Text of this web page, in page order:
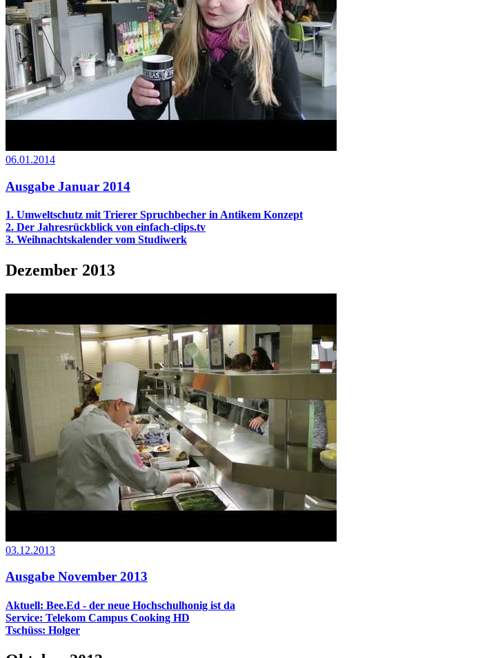
06.01.2014
Ausgabe Januar 2014
1. Umweltschutz mit Trierer Spruchbecher in Antikem Konzept
2. Der Jahresrückblick von einfach-clips.tv
3. Weihnachtskalender vom Studiwerk
Dezember 2013
03.12.2013
Ausgabe November 2013
Aktuell: Bee.Ed - der neue Hochschulhonig ist da
Service: Telekom Campus Cooking HD
Tschüss: Holger